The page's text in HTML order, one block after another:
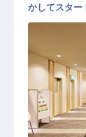
社内シス
かしてスター